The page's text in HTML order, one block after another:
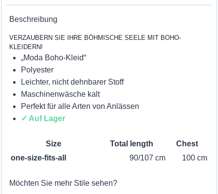
Beschreibung
VERZAUBERN SIE IHRE BÖHMISCHE SEELE MIT BOHO-
KLEIDERN!
„Moda Boho-Kleid“
Polyester
Leichter, nicht dehnbarer Stoff
Maschinenwäsche kalt
Perfekt für alle Arten von Anlässen
✓ Auf Lager
Size Total length
Chest
one-size-fits-all
90/107 cm 100 cm
Möchten Sie mehr Stile sehen?